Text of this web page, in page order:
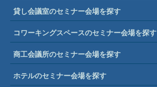
貸し会議室のセミナー会場を探す
コワーキングスペースのセミナー会場を探す
商工会議所のセミナー会場を探す
ホテルのセミナー会場を探す